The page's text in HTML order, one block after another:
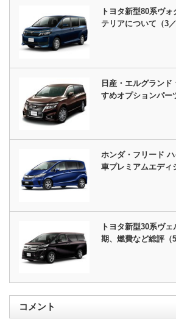
トヨタ新型80系ヴ
テリアについて（3
日産・エルグラン
すめオプションパ
ホンダ・フリード
車プレミアムエデ
トヨタ新型30系ヴ
期、燃費など総評
コメント